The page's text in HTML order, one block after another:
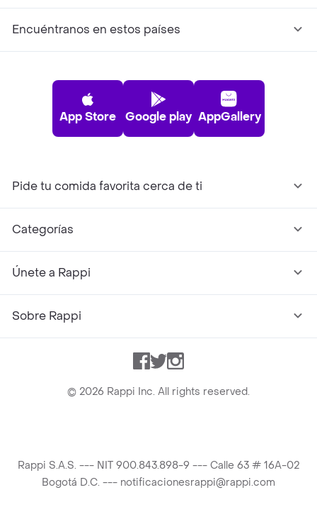
Encuéntranos en estos países
App Store Google play AppGallery
Pide tu comida favorita cerca de ti
Categorías
Únete a Rappi
Sobre Rappi
Facebook
TwitterInstagram
© 2026 Rappi Inc. All rights reserved.
Rappi S.A.S. --- NIT 900.843.898-9 --- Calle 63 # 16A-02
Bogotá D.C. --- notificacionesrappi@rappi.com